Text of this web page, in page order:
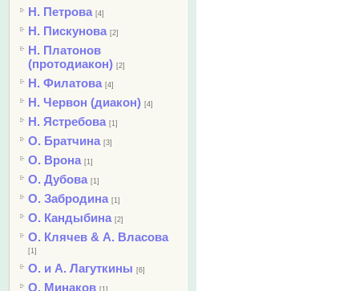
Н. Петрова [4]
Н. Пискунова [2]
Н. Платонов
(протодиакон) [2]
Н. Филатова [4]
Н. Червон (диакон) [4]
Н. Ястребова [1]
О. Братчина [3]
О. Врона [1]
О. Дубова [1]
О. Забродина [1]
О. Кандыбина [2]
О. Клячев & А. Власова
[1]
О. и А. Лагуткины [6]
О. Минаков [1]